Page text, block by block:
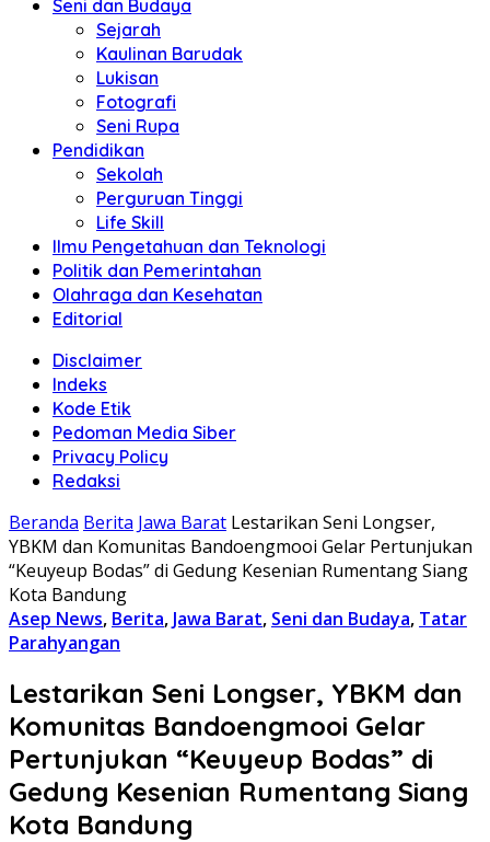
Seni dan Budaya
Sejarah
Kaulinan Barudak
Lukisan
Fotografi
Seni Rupa
Pendidikan
Sekolah
Perguruan Tinggi
Life Skill
Ilmu Pengetahuan dan Teknologi
Politik dan Pemerintahan
Olahraga dan Kesehatan
Editorial
Disclaimer
Indeks
Kode Etik
Pedoman Media Siber
Privacy Policy
Redaksi
Beranda Berita Jawa Barat Lestarikan Seni Longser,
YBKM dan Komunitas Bandoengmooi Gelar Pertunjukan
“Keuyeup Bodas” di Gedung Kesenian Rumentang Siang
Kota Bandung
Asep News, Berita, Jawa Barat, Seni dan Budaya, Tatar
Parahyangan
Lestarikan Seni Longser, YBKM dan
Komunitas Bandoengmooi Gelar
Pertunjukan “Keuyeup Bodas” di
Gedung Kesenian Rumentang Siang
Kota Bandung